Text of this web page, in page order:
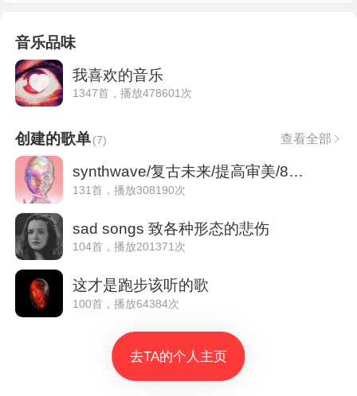
音乐品味
我喜欢的音乐
1347首，播放478601次
创建的歌单(7) 查看全部
synthwave/复古未来/提高审美/80s的美好
131首，播放308190次
sad songs 致各种形态的悲伤
104首，播放201371次
这才是跑步该听的歌
100首，播放64384次
去TA的个人主页